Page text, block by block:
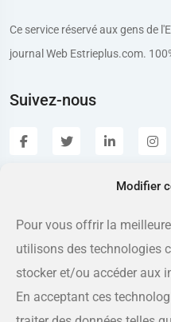
Modifier
Pour vous offrir la
utilisons des technologies
stocker et/ou accéder aux
En acceptant ces
Ce service réservé aux gens de
journal Web Estrieplus.com.
Suivez-nous
Adresse
175 rue Queen,
Téléphone